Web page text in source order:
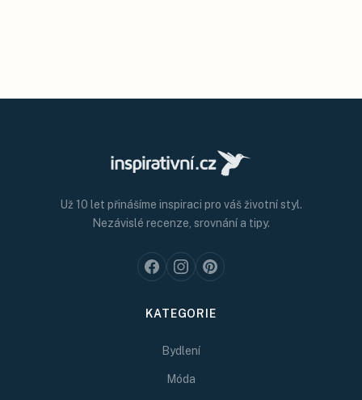
Už 10 let přinášíme inspiraci pro váš životní styl.
Nezávislé recenze, srovnání a tipy.
KATEGORIE
Bydlení
Móda